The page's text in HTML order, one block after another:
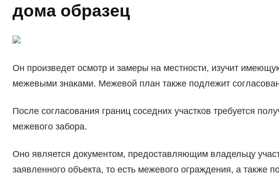
дома образец
Он произведет осмотр и замеры на местности, изучит
межевыми знаками. Межевой план также подлежит
После согласования границ соседних участков требуется
межевого забора.
Оно является документом, предоставляющим владельцу
заявленного объекта, то есть межевого ограждения, а также